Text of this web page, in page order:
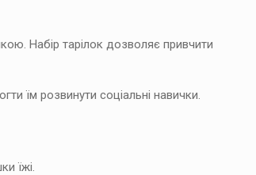
Набір тарілок дозволяє привчити
їм розвинути соціальні навички.
їжі.